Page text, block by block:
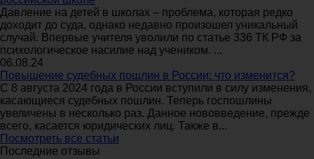
Давление на детей в школах – проблема, которая редко
доходит до суда, однако недавно произошел уникальный
случай. Впервые учителя уволили по статье 336 ТК РФ за
психологическое насилие над учеником. ...
06.08.24
Повышение судебных пошлин в России: что изменится?
С 8 августа 2024 года в России вступили в силу изменения,
касающиеся судебных пошлин. Теперь госпошлины
увеличены в несколько раз. Данное нововведение, прежде
всего, касается юридических лиц. Также в...
Посмотреть все статьи
Последние отзывы